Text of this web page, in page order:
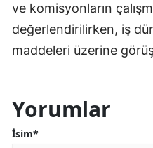
ve komisyonların
değerlendirilirken, iş
maddeleri üzerine
Yorumlar
İsim*